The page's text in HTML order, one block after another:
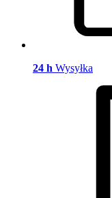
24 h Wysyłka